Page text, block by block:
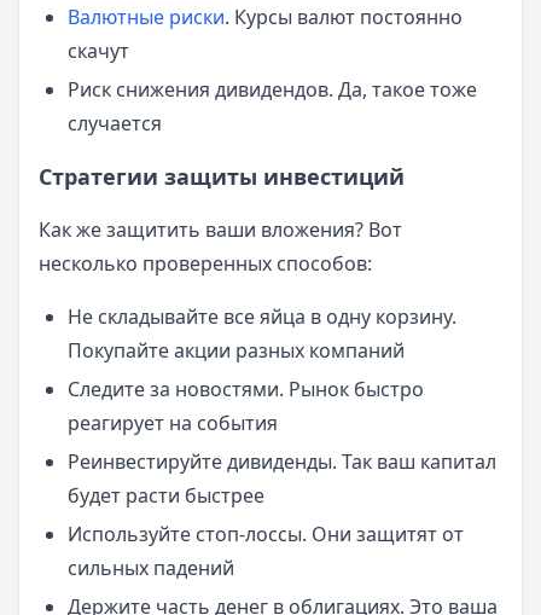
Валютные риски. Курсы валют постоянно
скачут
Риск снижения дивидендов. Да, такое тоже
случается
Стратегии защиты инвестиций
Как же защитить ваши вложения? Вот
несколько проверенных способов:
Не складывайте все яйца в одну корзину.
Покупайте акции разных компаний
Следите за новостями. Рынок быстро
реагирует на события
Реинвестируйте дивиденды. Так ваш капитал
будет расти быстрее
Используйте стоп-лоссы. Они защитят от
сильных падений
Держите часть денег в облигациях. Это ваша